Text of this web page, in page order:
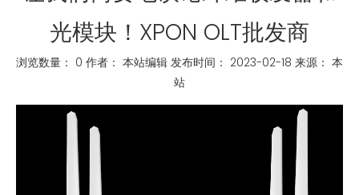
光模块！XPON OLT批发商
浏览数量： 0 作者： 本站编辑 发布时间： 2023-02-18 来源： 本
站
["whatsapp","linkedin","line","facebook"]